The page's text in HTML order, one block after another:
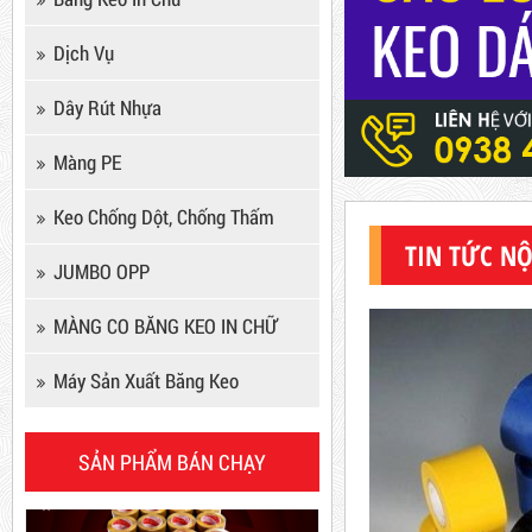
TIN TỨC
Dịch Vụ
Dây Rút Nhựa
Màng PE
Keo Chống Dột, Chống Thấm
JUMBO OPP
MÀNG CO BĂNG KEO IN CHỮ
Máy Sản Xuất Băng Keo
SẢN PHẨM BÁN CHẠY
Keo Chống Dột, Chống Thấm
Mã sản phẩm: KCD
New
Dây rút nhựa trắng và đen
15cm, 4*150